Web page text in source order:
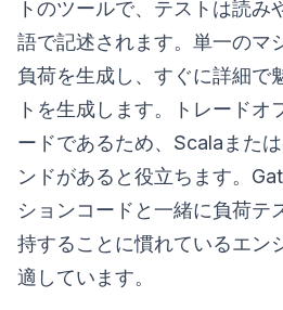
トのツールで、テストは読み
語で記述されます。単一のマ
負荷を生成し、すぐに詳細で
トを生成します。トレードオ
ードであるため、Scalaまた
ンドがあると役立ちます。
ションコードと一緒に負荷テ
持することに慣れているエン
適しています。